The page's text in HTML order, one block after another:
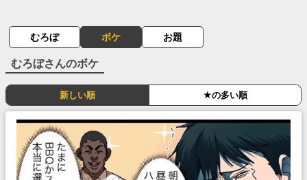
むろぼ ボケ お題
むろぼさんのボケ
新しい順 ★の多い順